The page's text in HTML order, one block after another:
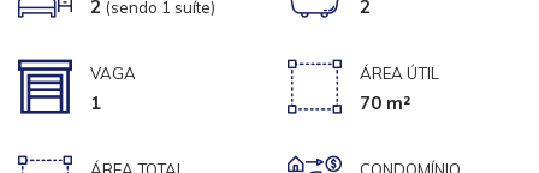
2 (sendo 1 suíte) 2
VAGA
1
ÁREA ÚTIL
70 m²
ÁREA TOTAL CONDOMÍNIO